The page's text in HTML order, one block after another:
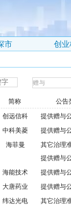
简称
公告
创远信科
提供赠与
中科美菱
提供赠与
海菲曼
其它治理
提供赠与
海能技术
提供赠与
大唐药业
提供赠与
纬达光电
其它治理